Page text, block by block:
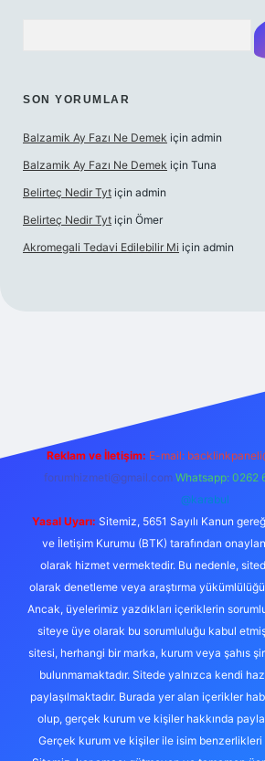
SON YORUMLAR
Balzamik Ay Fazı Ne Demek için admin
Balzamik Ay Fazı Ne Demek için Tuna
Belirteç Nedir Tyt için admin
Belirteç Nedir Tyt için Ömer
Akromegali Tedavi Edilebilir Mi için admin
Reklam ve İletişim: E-mail:
forumhizmeti@gmail.com Whatsapp: 0262
@karabul
Yasal Uyarı: Sitemiz, 5651 Sayılı Kanun
ve İletişim Kurumu (BTK) tarafından
olarak hizmet vermektedir. Bu nedenle,
olarak denetleme veya araştırma
Ancak, üyelerimiz yazdıkları içeriklerin
siteye üye olarak bu sorumluluğu kabul
sitesi, herhangi bir marka, kurum veya şahıs
bulunmamaktadır. Sitede yalnızca kendi
paylaşılmaktadır. Burada yer alan içerikler
olup, gerçek kurum ve kişiler hakkında
Gerçek kurum ve kişiler ile isim